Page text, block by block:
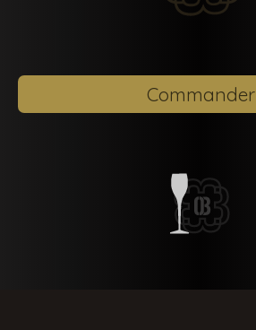
Commander